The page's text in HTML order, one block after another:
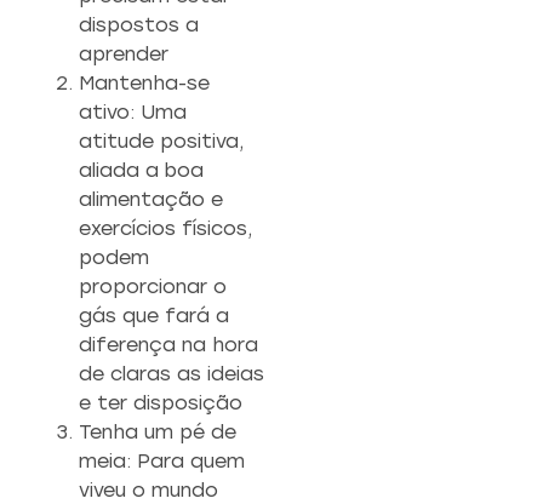
dispostos a
aprender
Mantenha-se
ativo: Uma
atitude positiva,
aliada a boa
alimentação e
exercícios físicos,
podem
proporcionar o
gás que fará a
diferença na hora
de claras as ideias
e ter disposição
Tenha um pé de
meia: Para quem
viveu o mundo